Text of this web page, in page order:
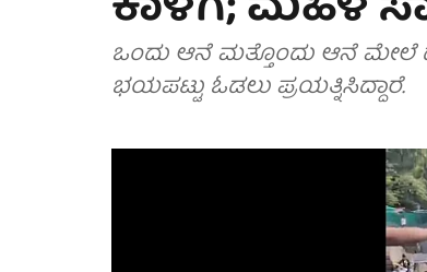
ಒಂದು ಆನೆ ಮತ್ತೊಂದು ಆನೆ ಮೇಲೆ
ಭಯಪಟ್ಟು ಓಡಲು ಪ್ರಯತ್ನಿಸಿದ್ದಾರೆ.